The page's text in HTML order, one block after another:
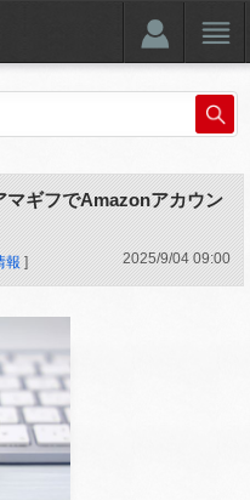
マギフでAmazonアカウン
報 ] 2025/9/04 09:00